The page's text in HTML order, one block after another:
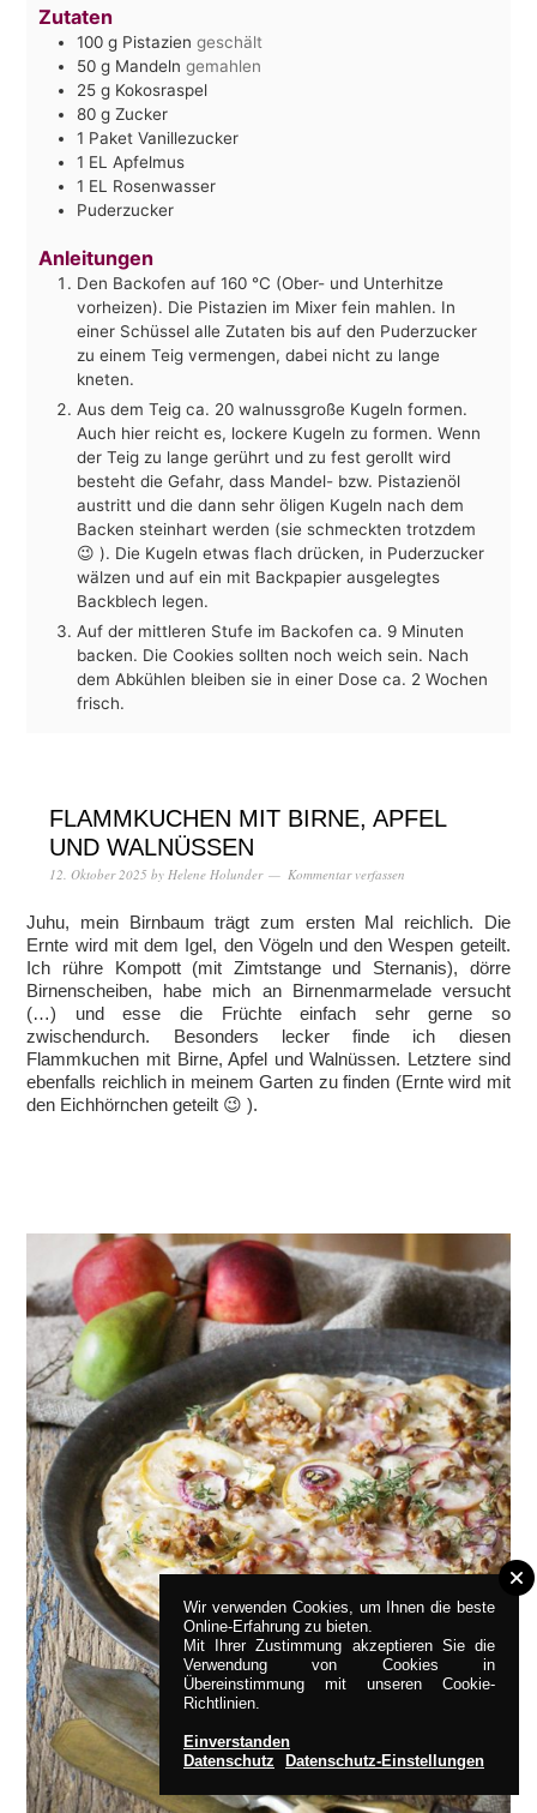
Zutaten
100 g Pistazien geschält
50 g Mandeln gemahlen
25 g Kokosraspel
80 g Zucker
1 Paket Vanillezucker
1 EL Apfelmus
1 EL Rosenwasser
Puderzucker
Anleitungen
Den Backofen auf 160 °C (Ober- und Unterhitze
vorheizen). Die Pistazien im Mixer fein mahlen. In
einer Schüssel alle Zutaten bis auf den Puderzucker
zu einem Teig vermengen, dabei nicht zu lange
kneten.
Aus dem Teig ca. 20 walnussgroße Kugeln formen.
Auch hier reicht es, lockere Kugeln zu formen. Wenn
der Teig zu lange gerührt und zu fest gerollt wird
besteht die Gefahr, dass Mandel- bzw. Pistazienöl
austritt und die dann sehr öligen Kugeln nach dem
Backen steinhart werden (sie schmeckten trotzdem
😉 ). Die Kugeln etwas flach drücken, in Puderzucker
wälzen und auf ein mit Backpapier ausgelegtes
Backblech legen.
Auf der mittleren Stufe im Backofen ca. 9 Minuten
backen. Die Cookies sollten noch weich sein. Nach
dem Abkühlen bleiben sie in einer Dose ca. 2 Wochen
frisch.
FLAMMKUCHEN MIT BIRNE, APFEL
UND WALNÜSSEN
12. Oktober 2025 by Helene Holunder Kommentar verfassen
Juhu, mein Birnbaum trägt zum ersten Mal reichlich. Die
Ernte wird mit dem Igel, den Vögeln und den Wespen geteilt.
Ich rühre Kompott (mit Zimtstange und Sternanis), dörre
Birnenscheiben, habe mich an Birnenmarmelade versucht
(…) und esse die Früchte einfach sehr gerne so
zwischendurch. Besonders lecker finde ich diesen
Flammkuchen mit Birne, Apfel und Walnüssen. Letztere sind
ebenfalls reichlich in meinem Garten zu finden (Ernte wird mit
den Eichhörnchen geteilt 😉 ).
Wir verwenden Cookies, um Ihnen die beste
Online-Erfahrung zu bieten.
Mit Ihrer Zustimmung akzeptieren Sie die
Verwendung von Cookies in
Übereinstimmung mit unseren Cookie-
Richtlinien.
Einverstanden
Datenschutz
Datenschutz-Einstellungen